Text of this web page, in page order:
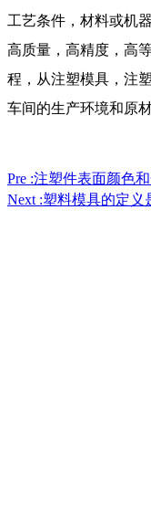
工艺条件，材料或机
高质量，高精度，高
程，从注塑模具，注
车间的生产环境和原
Pre :注塑件表面颜色
Next :塑料模具的定义